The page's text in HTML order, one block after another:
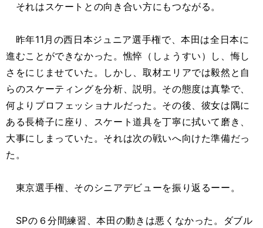
それはスケートとの向き合い方にもつながる。
昨年11月の西日本ジュニア選手権で、本田は全日本に
進むことができなかった。憔悴（しょうすい）し、悔し
さをにじませていた。しかし、取材エリアでは毅然と自
らのスケーティングを分析、説明。その態度は真摯で、
何よりプロフェッショナルだった。その後、彼女は隅に
ある長椅子に座り、スケート道具を丁寧に拭いて磨き、
大事にしまっていた。それは次の戦いへ向けた準備だっ
た。
東京選手権、そのシニアデビューを振り返るーー。
SPの６分間練習、本田の動きは悪くなかった。ダブル